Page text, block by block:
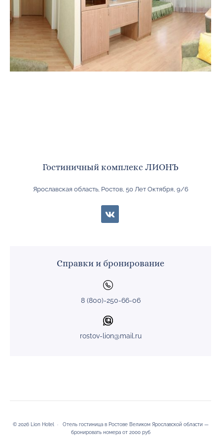
Гостиничный комплекс ЛИОНЪ
Ярославская область, Ростов, 50 Лет Октября, 9/6
Справки и бронирование
8 (800)-250-66-06
rostov-lion@mail.ru
© 2026 Lion Hotel · Отель гостиница в Ростове Великом Ярославской области —
бронировать номера от 2000 руб